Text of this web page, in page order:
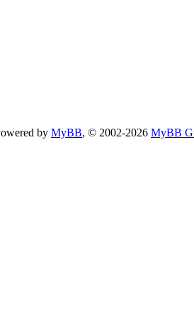
by MyBB, © 2002-2026 MyBB